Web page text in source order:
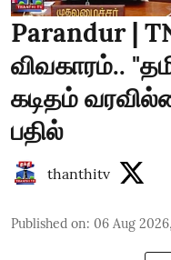
Parandur |
விவகாரம்..
கடிதம்
பதில்
thanthitv
Published on: 06 Aug